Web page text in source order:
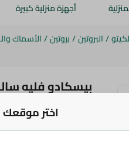
أجهزة منزلية كبيرة
/البروتين/بروتين/الأسماك
بيسكادو فليه سالمون -
اختر موقعك